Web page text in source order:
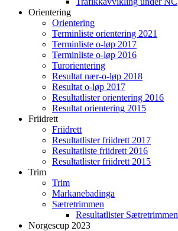
Orientering
Orientering
Terminliste orientering 2021
Terminliste o-løp 2017
Terminliste o-løp 2016
Turorientering
Resultat nær-o-løp 2018
Resultat o-løp 2017
Resultatlister orientering 2016
Resultat orientering 2015
Friidrett
Friidrett
Resultatlister friidrett 2017
Resultatliste friidrett 2016
Resultatlister friidrett 2015
Trim
Trim
Markanebadinga
Sætretrimmen
Resultatlister Sætretrimmen
Norgescup 2023